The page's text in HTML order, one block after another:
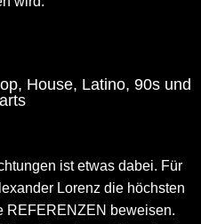
House, Latino, 90s und
ist etwas dabei. Für
Lorenz die höchsten
REFERENZEN beweisen.